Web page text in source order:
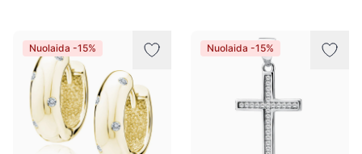
Nuolaida -15% Nuolaida -15%